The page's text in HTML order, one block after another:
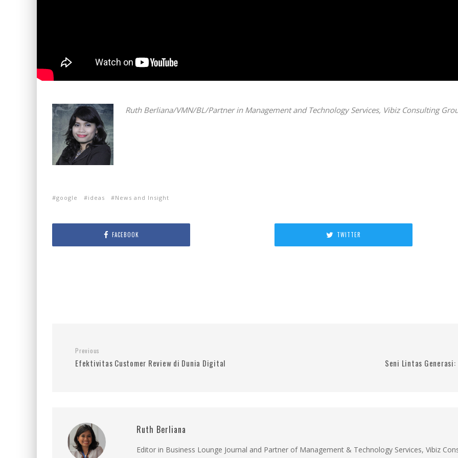
Ruth Berliana/VMN/BL/Partner in Management and Technology Services, Vibiz Consulting
google ideas News and Insight
FACEBOOK TWITTER
Previous
Efektivitas Customer Review di Dunia Digital Seni Lintas
Ruth Berliana
Editor in Business Lounge Journal and Partner of Management & Technology Services, Vibiz